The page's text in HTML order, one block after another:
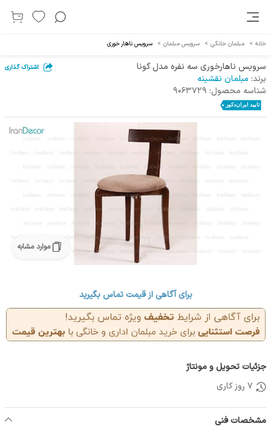
خانه > مبلمان خانگی > سرویس مبلمان > سرویس ناهار خوری
سرویس ناهارخوری سه نفره مدل گونا اشتراک گذاری
برند: مبلمان نقشینه
شناسه محصول: 9063729
موارد مشابه
برای آگاهی از قیمت تماس بگیرید
جزئیات تحویل و مونتاژ
7 روز کاری
مشخصات فنی